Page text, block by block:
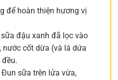
để hoàn thiện hương vị
sữa đậu xanh đã lọc vào
nước cốt dừa (và lá dứa
Đun sữa trên lửa vừa,